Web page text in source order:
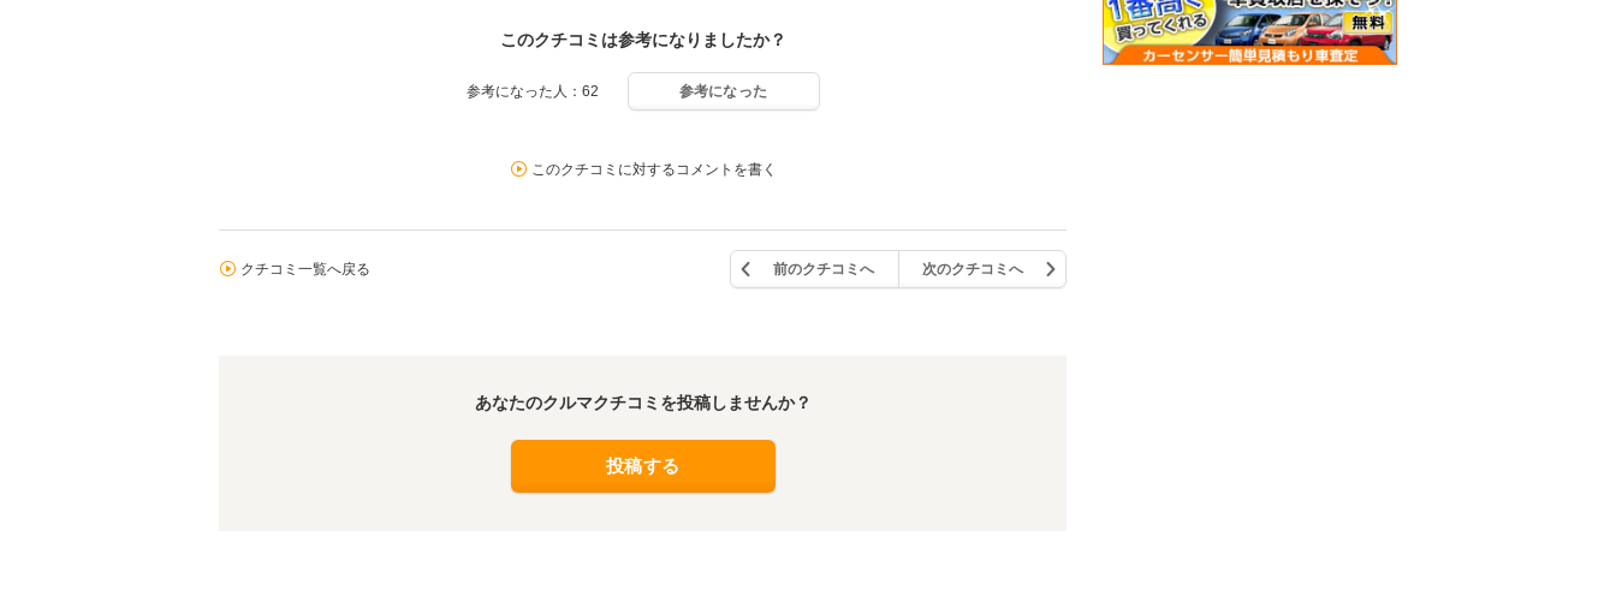
このクチコミは参考になりましたか？
参考になった人：62 参考になった
このクチコミに対するコメントを書く
クチコミ一覧へ戻る 前のクチコミへ 次のクチコミへ
あなたのクルマクチコミを投稿しませんか？
投稿する